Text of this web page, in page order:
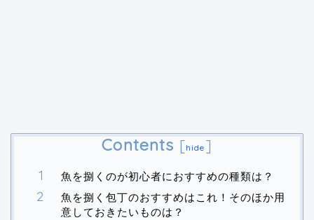
Contents [hide ]
魚を捌くのが初心者におすすめの種類は？
魚を捌く包丁のおすすめはこれ！そのほか用
意しておきたいものは？